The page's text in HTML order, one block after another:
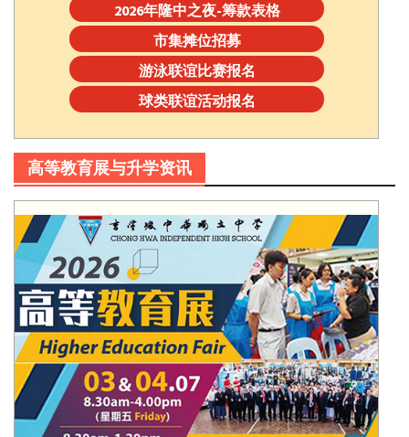
2026年隆中之夜-筹款表格
市集摊位招募
游泳联谊比赛报名
球类联谊活动报名
高等教育展与升学资讯